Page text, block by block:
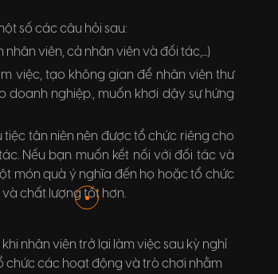
số các câu hỏi sau:
viên, cả nhân viên và đối tác,...)
việc, tạo không gian để nhân viên thư
nghiệp., muốn khơi dậy sự hứng
tân niên nên được tổ chức riêng cho
Nếu bạn muốn kết nối với đối tác và
món quà ý nghĩa đến họ hoặc tổ chức
chất lượng tốt hơn.
nhân viên trở lại làm việc sau kỳ nghỉ
chức các hoạt động và trò chơi nhằm